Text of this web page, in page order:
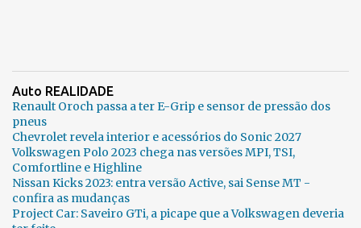
Auto REALIDADE
Renault Oroch passa a ter E-Grip e sensor de pressão dos
pneus
Chevrolet revela interior e acessórios do Sonic 2027
Volkswagen Polo 2023 chega nas versões MPI, TSI,
Comfortline e Highline
Nissan Kicks 2023: entra versão Active, sai Sense MT -
confira as mudanças
Project Car: Saveiro GTi, a picape que a Volkswagen deveria